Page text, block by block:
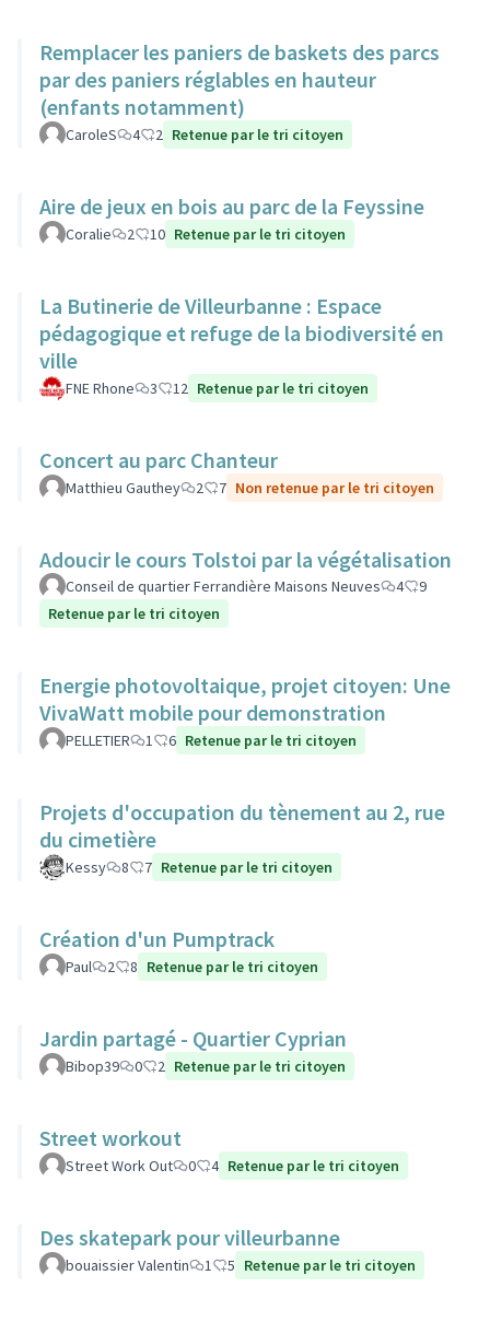
Remplacer les paniers de baskets des parcs
par des paniers réglables en hauteur
(enfants notamment)
CaroleS 4 2 Retenue par le tri citoyen
Aire de jeux en bois au parc de la Feyssine
Coralie 2 10 Retenue par le tri citoyen
La Butinerie de Villeurbanne : Espace
pédagogique et refuge de la biodiversité en
ville
FNE Rhone 3 12 Retenue par le tri citoyen
Concert au parc Chanteur
Matthieu Gauthey 2 7 Non retenue par le tri citoyen
Adoucir le cours Tolstoi par la végétalisation
Conseil de quartier Ferrandière Maisons Neuves 4
9
Retenue par le tri citoyen
Energie photovoltaique, projet citoyen: Une
VivaWatt mobile pour demonstration
PELLETIER 1 6 Retenue par le tri citoyen
Projets d'occupation du tènement au 2, rue
du cimetière
Kessy 8 7 Retenue par le tri citoyen
Création d'un Pumptrack
Paul 2 8 Retenue par le tri citoyen
Jardin partagé - Quartier Cyprian
Bibop39 0 2 Retenue par le tri citoyen
Street workout
Street Work Out 0 4 Retenue par le tri citoyen
Des skatepark pour villeurbanne
bouaissier Valentin 1 5 Retenue par le tri citoyen